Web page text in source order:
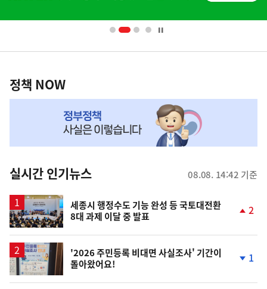
영
책
NOW,
뉴
스
정책 NOW
실시간 인기뉴스 08.08. 14:42 기준
세종시 행정수도 기능 완성 등 국토대전환
8대 과제 이달 중 발표
상
2
'2026 주민등록 비대면 사실조사' 기간이
돌아왔어요!
1